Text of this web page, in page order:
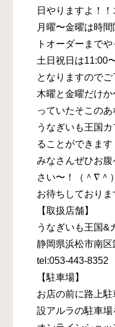
日やりますよ！
月曜〜金曜は時
トオーダーまで
土日祝日は11:00
となりますので
木曜と金曜だけ
っていたそこのあ
うなぎいも王国
ることができま
みなさんぜひお
さい〜！（＾∇＾）
お待ちしておりま
【取扱店舗】
うなぎいも王国&
静岡県浜松市南
tel:053-443-8352
【駐車場】
お店の前に路上
設アルラの駐車場